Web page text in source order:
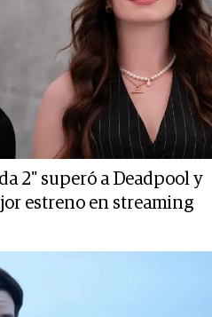
2" superó a Deadpool y
estreno en streaming